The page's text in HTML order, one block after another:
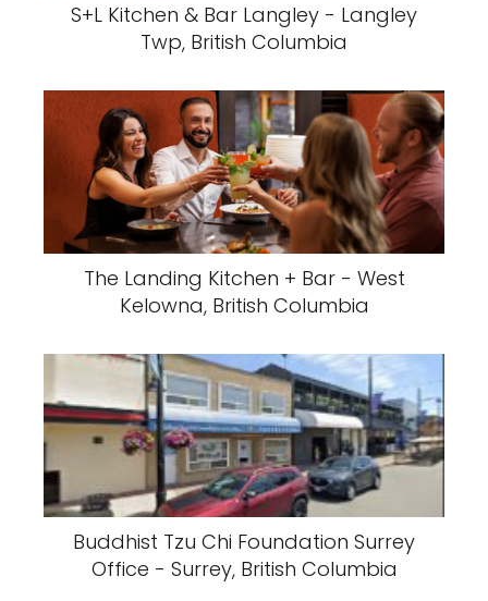
S+L Kitchen & Bar Langley - Langley
Twp, British Columbia
The Landing Kitchen + Bar - West
Kelowna, British Columbia
Buddhist Tzu Chi Foundation Surrey
Office - Surrey, British Columbia